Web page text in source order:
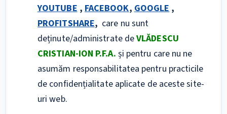
YOUTUBE , FACEBOOK, GOOGLE ,
PROFITSHARE, care nu sunt
deținute/administrate deVLĂDESCU
CRISTIAN-ION P.F.A. și pentru care nu ne
asumăm responsabilitatea pentru practicile
de confidențialitate aplicate de aceste site-
uri web.